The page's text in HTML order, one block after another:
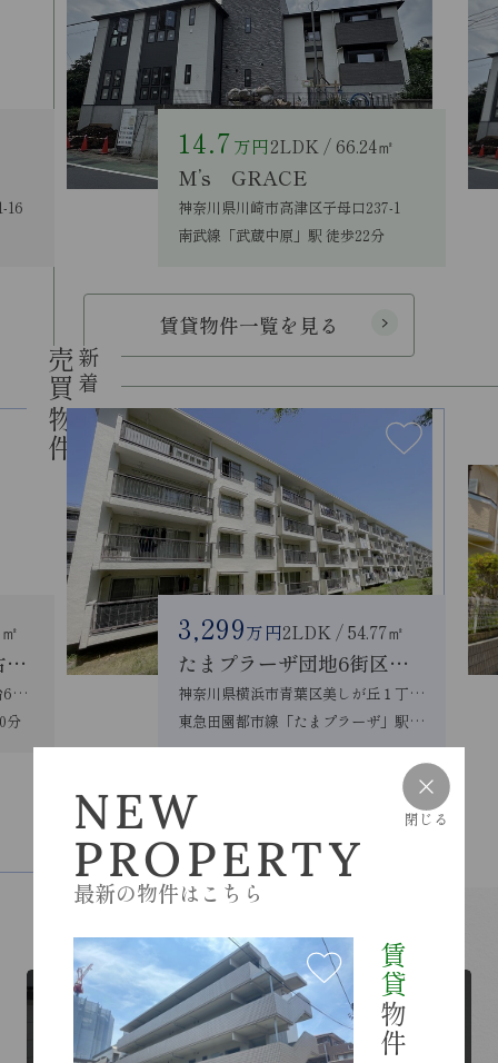
NEW
PROPERTY
最新の物件はこちら
賃貸
物件
閉じる
16
14.7万円2LDK / 66.24㎡
M’s GRACE
神奈川県川崎市高津区子母口237-1
南武線「武蔵中原」駅 徒歩22分
賃貸物件一覧を見る
売買物件新着
new
青葉区しらとり台 中古戸建
神奈川県横浜市青葉区しらとり台60-58
分
3,299万円2LDK / 54.77㎡
たまプラーザ団地6街区３号棟
神奈川県横浜市青葉区美しが丘１丁目21
東急田園都市線「たまプラーザ」駅 徒歩12分
売買物件一覧を見る
CONTENTS
RESIDENT
入居者様ページはこちらから